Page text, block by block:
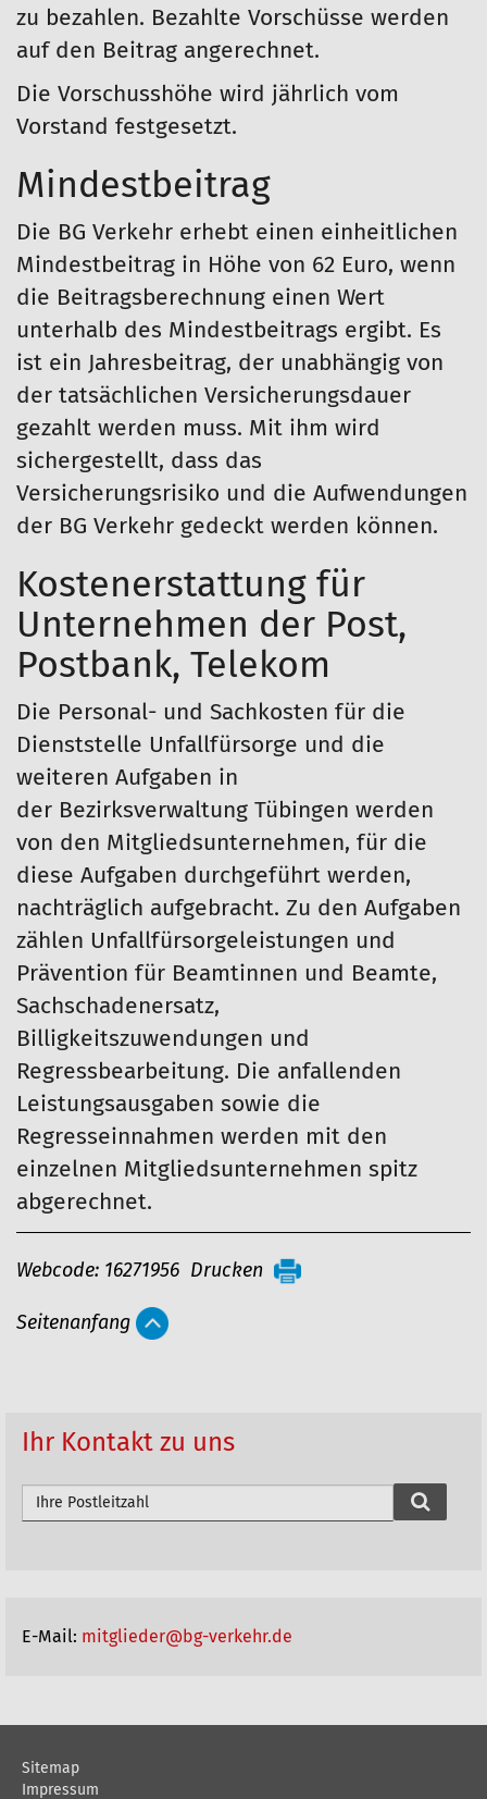
zu bezahlen. Bezahlte Vorschüsse werden
auf den Beitrag angerechnet.
Die Vorschusshöhe wird jährlich vom
Vorstand festgesetzt.
Mindestbeitrag
Die BG Verkehr erhebt einen einheitlichen
Mindestbeitrag in Höhe von 62 Euro, wenn
die Beitragsberechnung einen Wert
unterhalb des Mindestbeitrags ergibt. Es
ist ein Jahresbeitrag, der unabhängig von
der tatsächlichen Versicherungsdauer
gezahlt werden muss. Mit ihm wird
sichergestellt, dass das
Versicherungsrisiko und die Aufwendungen
der BG Verkehr gedeckt werden können.
Kostenerstattung für
Unternehmen der Post,
Postbank, Telekom
Die Personal- und Sachkosten für die
Dienststelle Unfallfürsorge und die
weiteren Aufgaben in
der Bezirksverwaltung Tübingen werden
von den Mitgliedsunternehmen, für die
diese Aufgaben durchgeführt werden,
nachträglich aufgebracht. Zu den Aufgaben
zählen Unfallfürsorgeleistungen und
Prävention für Beamtinnen und Beamte,
Sachschadenersatz,
Billigkeitszuwendungen und
Regressbearbeitung. Die anfallenden
Leistungsausgaben sowie die
Regresseinnahmen werden mit den
einzelnen Mitgliedsunternehmen spitz
abgerechnet.
A
t
e
o
n
Webcode: 16271956 Drucken
Seitenanfang
Ihr Kontakt zu uns
L
r
c
E-Mail: mitglieder@bg-verkehr.de
Sitemap
Impressum